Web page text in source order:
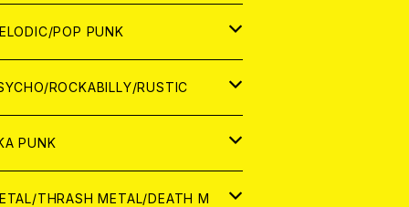
ログ
ログ
POP PUNK
ROCKABILLY/RUSTIC
PUNK
THRASH METAL/DEATH M